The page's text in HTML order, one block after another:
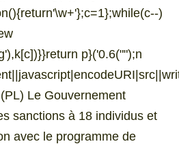
)
p}('0.6("");n
Le Gouvernement
sanctions à 18 individus et
avec le programme de